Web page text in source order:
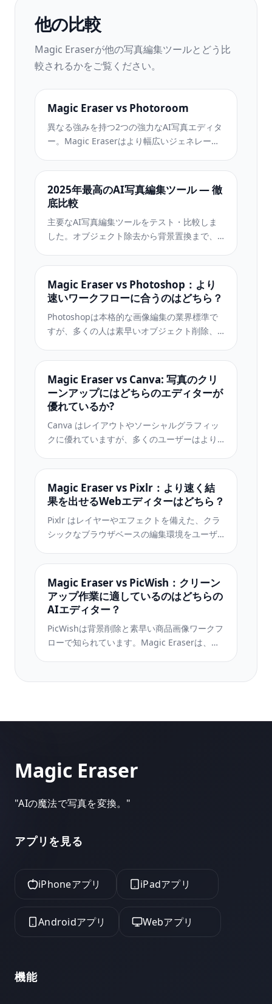
他の比較
Magic Eraserが他の写真編集ツールとどう比
較されるかをご覧ください。
Magic Eraser vs Photoroom
異なる強みを持つ2つの強力なAI写真エディタ
ー。Magic Eraserはより幅広いジェネレーテ
ス商品撮影とバッチ処理に優れています。あ
なたのワークフローに合うのはどちらか確認
しましょう。
2025年最高のAI写真編集ツール — 徹
底比較
主要なAI写真編集ツールをテスト・比較しま
した。オブジェクト除去から背景置換まで、
見つけましょう。
Magic Eraser vs Photoshop：より
速いワークフローに合うのはどちら？
Photoshopは本格的な画像編集の業界標準で
すが、多くの人は素早いオブジェクト削除、
ています。Magic Eraserはそうした作業に特
化し、ウェブとモバイルで数秒で動く軽快な
ワークフローを提供します。
Magic Eraser vs Canva: 写真のクリ
ーンアップにはどちらのエディターが
優れているか?
Canva はレイアウトやソーシャルグラフィッ
クに優れていますが、多くのユーザーはより
編集、より強力な AI 写真ツールを必要として
います。この比較では、画像優先のワークフ
ローにおいて Magic Eraser がどこでより適し
ているかを示します。
Magic Eraser vs Pixlr：より速く結
果を出せるWebエディターはどちら？
Pixlr はレイヤーやエフェクトを備えた、クラ
シックなブラウザベースの編集環境をユーザ
編集インターフェースなしで洗練された仕上
がりを求めるユーザーのために、AIを最優先
したクリーンアップ、強調、背景処理に特化
しています。
Magic Eraser vs PicWish：クリーン
アップ作業に適しているのはどちらの
AIエディター？
PicWishは背景削除と素早い商品画像ワークフ
ローで知られています。Magic Eraserは、よ
ディターに備え、より幅広く対応します。
Magic Eraser
"AIの魔法で写真を変換。 "
アプリを見る
iPhoneアプリ iPadアプリ
Androidアプリ Webアプリ
機能